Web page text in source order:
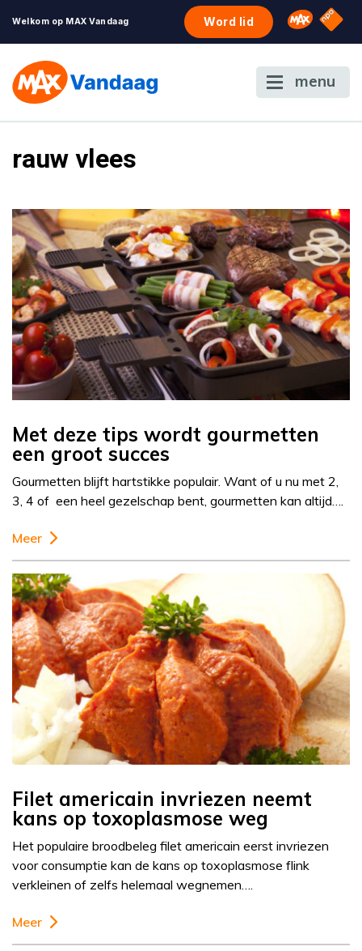
Welkom op MAX Vandaag Word lid Omroep
NPO
menu
rauw vlees
Met deze tips wordt gourmetten
een groot succes
Gourmetten blijft hartstikke populair. Want of u nu met 2,
3, 4 of een heel gezelschap bent, gourmetten kan altijd….
Meer
Filet americain invriezen neemt
kans op toxoplasmose weg
Het populaire broodbeleg filet americain eerst invriezen
voor consumptie kan de kans op toxoplasmose flink
verkleinen of zelfs helemaal wegnemen….
Meer